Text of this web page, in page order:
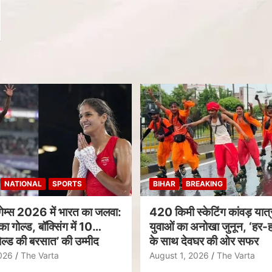
NATIONAL SPORTS
2026 में भारत का जलवा:
गोल्ड, बॉक्सिंग में 10
की बरसात’ की उम्मीद
The Varta
BIHAR BREAKING
420 किमी स्केटिंग कांवड़
युवाओं का अनोखा जुनून, ‘हर-
के साथ देवघर की ओर सफर
August 1, 2026 The Varta